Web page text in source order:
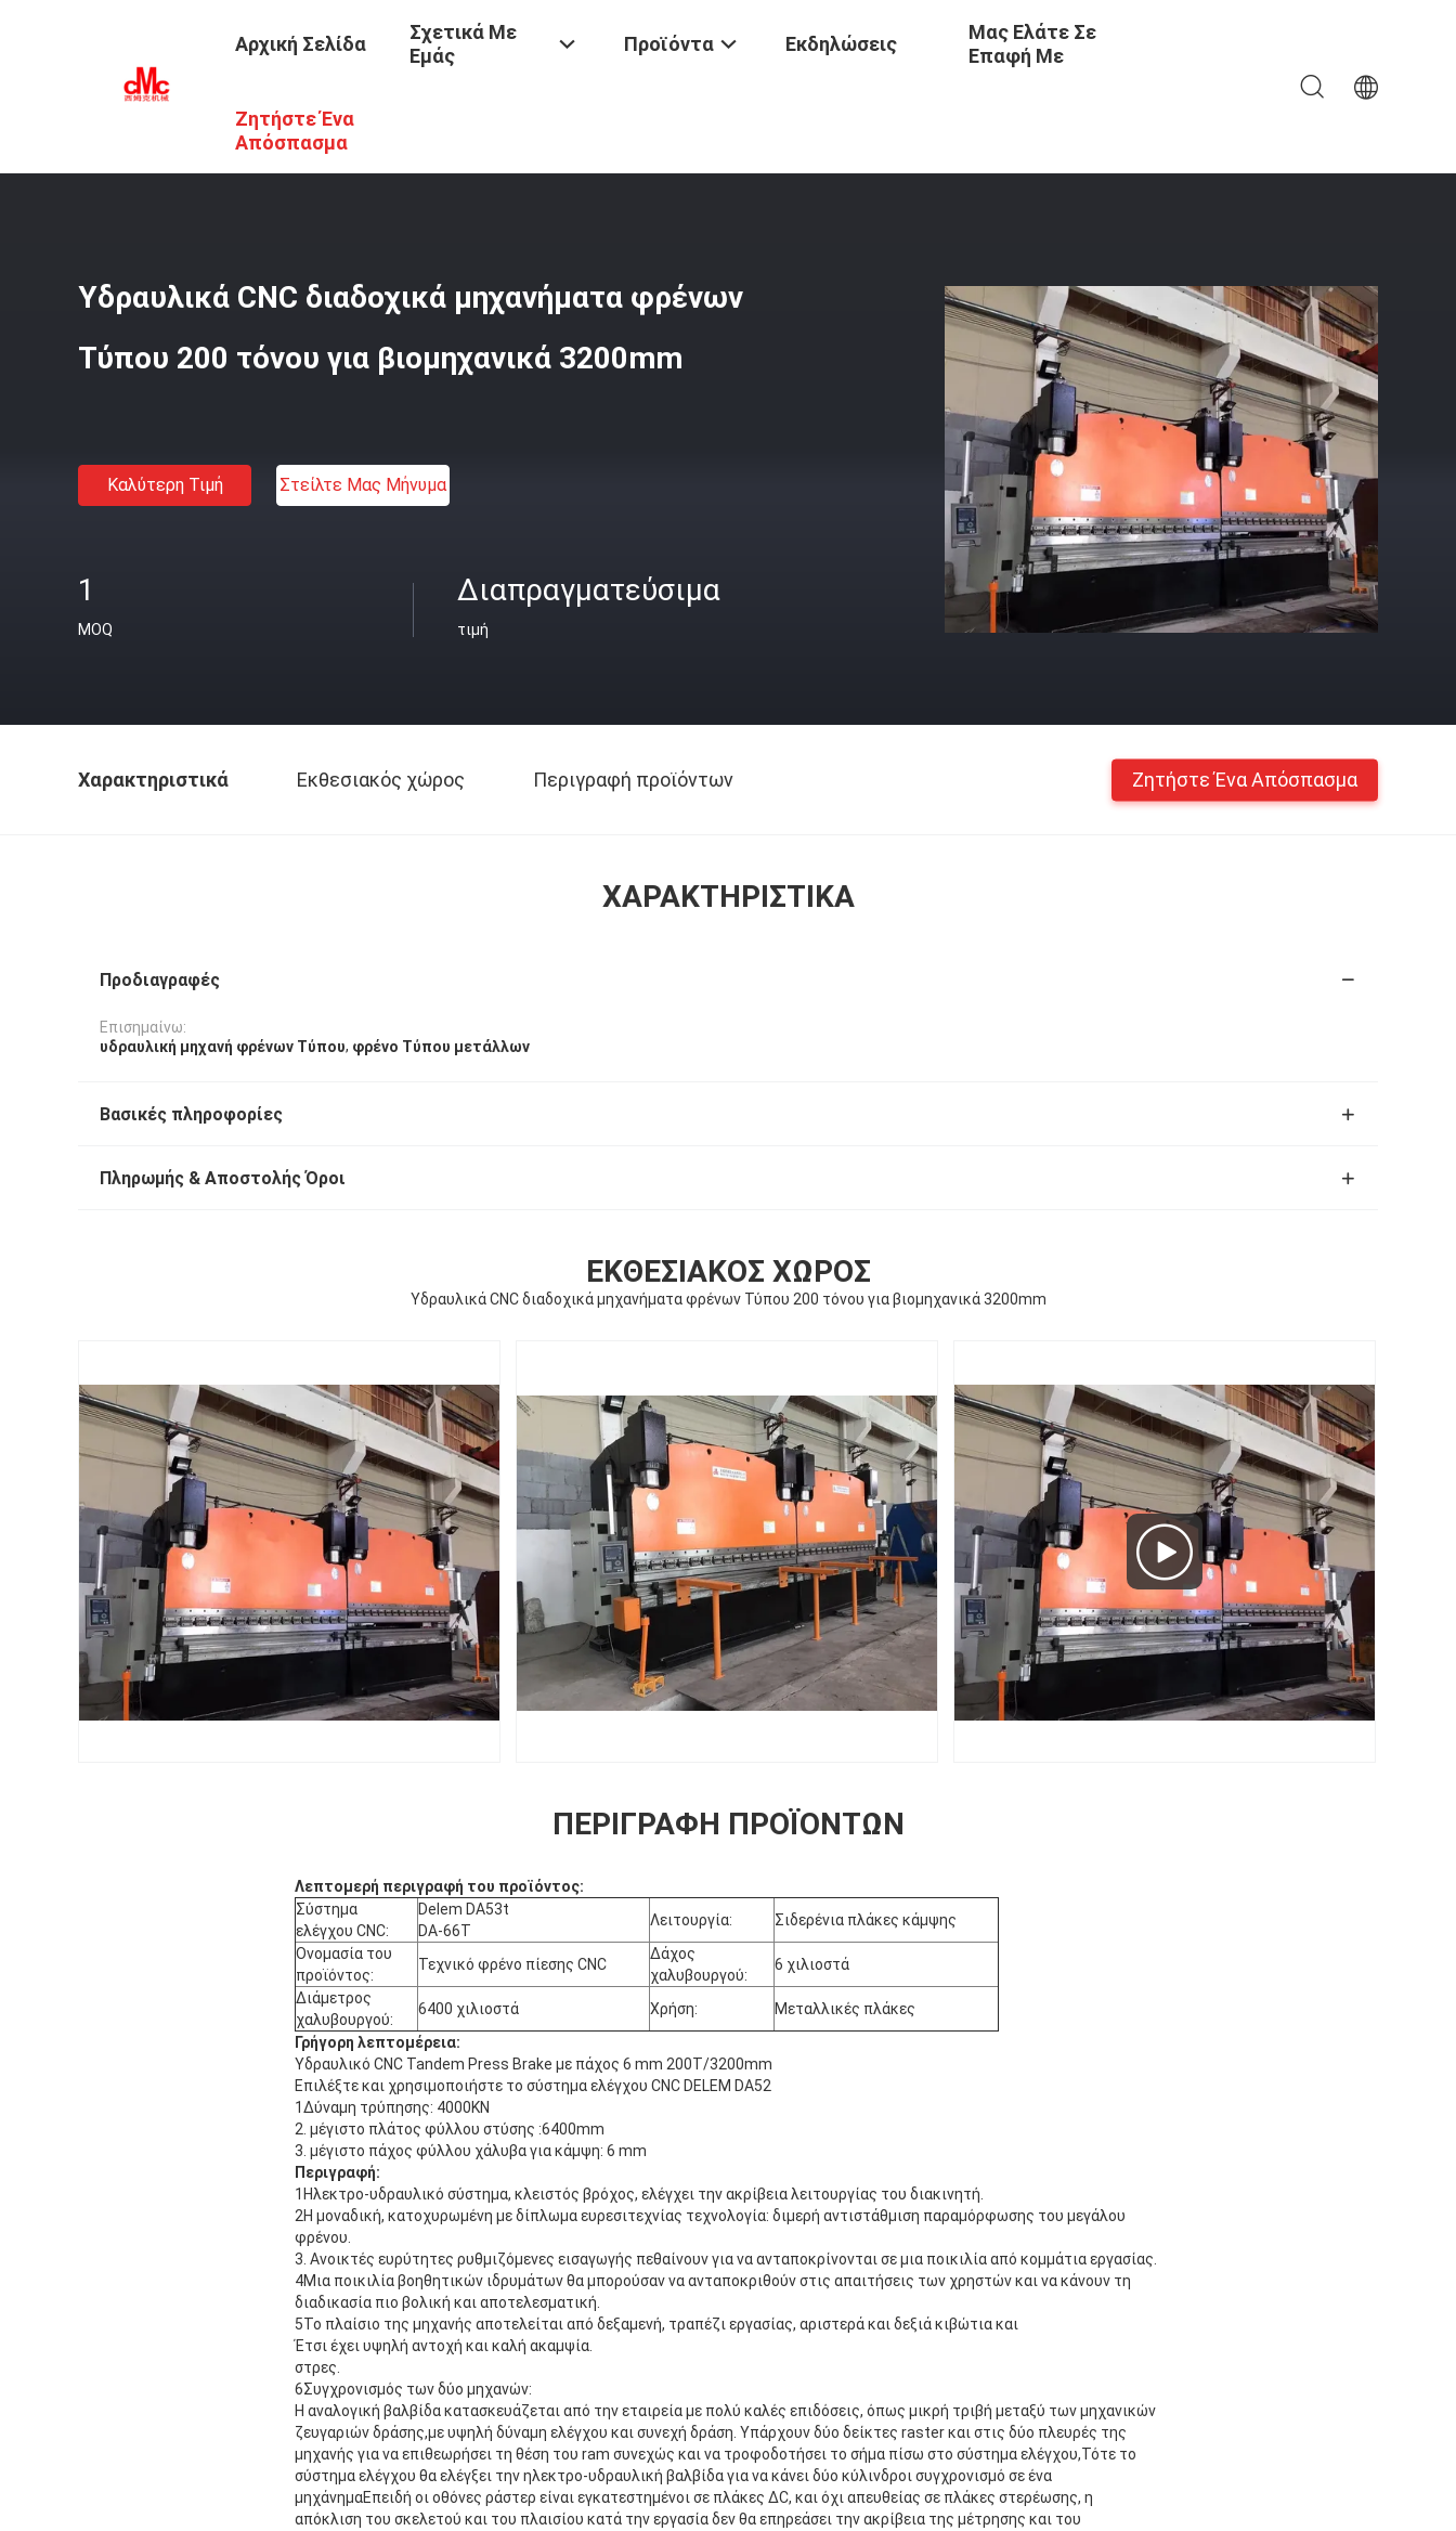
Αρχική Σελίδα
Σχετικά Με
Εμάς
Προϊόντα Εκδηλώσεις
Μας Ελάτε Σε
Επαφή Με
Ζητήστε Ένα
Απόσπασμα
Προϊόντα / CNC Διαδοχικό Φρένο Τύπου
Υδραυλικά CNC διαδοχικά μηχανήματα φρένων
Τύπου 200 τόνου για βιομηχανικά 3200mm
Καλύτερη Τιμή Στείλτε Μας Μήνυμα
1
MOQ
Διαπραγματεύσιμα
τιμή
Χαρακτηριστικά Εκθεσιακός χώρος Περιγραφή προϊόντων Ζητήστε Ένα Απόσπασμα
ΧΑΡΑΚΤΗΡΙΣΤΙΚΆ
Προδιαγραφές
Επισημαίνω:
υδραυλική μηχανή φρένων Τύπου, φρένο Τύπου μετάλλων
Βασικές πληροφορίες
Πληρωμής & Αποστολής Όροι
ΕΚΘΕΣΙΑΚΌΣ ΧΏΡΟΣ
Υδραυλικά CNC διαδοχικά μηχανήματα φρένων Τύπου 200 τόνου για βιομηχανικά 3200mm
ΠΕΡΙΓΡΑΦΉ ΠΡΟΪΌΝΤΩΝ
Λεπτομερή περιγραφή του προϊόντος:
Σύστημα
ελέγχου CNC:
Delem DA53t
DA-66T
Λειτουργία:
Σιδερένια πλάκες κάμψης
Ονομασία του
προϊόντος:
Τεχνικό φρένο πίεσης CNC
Δάχος
χαλυβουργού:
6 χιλιοστά
Διάμετρος
χαλυβουργού:
6400 χιλιοστά Χρήση:
Μεταλλικές πλάκες
Γρήγορη λεπτομέρεια:
Υδραυλικό CNC Tandem Press Brake με πάχος 6 mm 200T/3200mm
Επιλέξτε και χρησιμοποιήστε το σύστημα ελέγχου CNC DELEM DA52
1Δύναμη τρύπησης: 4000KN
2. μέγιστο πλάτος φύλλου στύσης :6400mm
3. μέγιστο πάχος φύλλου χάλυβα για κάμψη: 6 mm
Περιγραφή:
1Ηλεκτρο-υδραυλικό σύστημα, κλειστός βρόχος, ελέγχει την ακρίβεια λειτουργίας του διακινητή.
2Η μοναδική, κατοχυρωμένη με δίπλωμα ευρεσιτεχνίας τεχνολογία: διμερή αντιστάθμιση παραμόρφωσης του μεγάλου
φρένου.
3. Ανοικτές ευρύτητες ρυθμιζόμενες εισαγωγής πεθαίνουν για να ανταποκρίνονται σε μια ποικιλία από κομμάτια εργασίας.
4Μια ποικιλία βοηθητικών ιδρυμάτων θα μπορούσαν να ανταποκριθούν στις απαιτήσεις των χρηστών και να κάνουν τη
διαδικασία πιο βολική και αποτελεσματική.
5Το πλαίσιο της μηχανής αποτελείται από δεξαμενή, τραπέζι εργασίας, αριστερά και δεξιά κιβώτια και
Έτσι έχει υψηλή αντοχή και καλή ακαμψία.
στρες.
6Συγχρονισμός των δύο μηχανών:
Η αναλογική βαλβίδα κατασκευάζεται από την εταιρεία με πολύ καλές επιδόσεις, όπως μικρή τριβή μεταξύ των μηχανικών
ζευγαριών δράσης,με υψηλή δύναμη ελέγχου και συνεχή δράση. Υπάρχουν δύο δείκτες raster και στις δύο πλευρές της
μηχανής για να επιθεωρήσει τη θέση του ram συνεχώς και να τροφοδοτήσει το σήμα πίσω στο σύστημα ελέγχου,Τότε το
σύστημα ελέγχου θα ελέγξει την ηλεκτρο-υδραυλική βαλβίδα για να κάνει δύο κύλινδροι συγχρονισμό σε ένα
μηχάνημαΕπειδή οι οθόνες ράστερ είναι εγκατεστημένοι σε πλάκες ∆C, και όχι απευθείας σε πλάκες στερέωσης, η
απόκλιση του σκελετού και του πλαισίου κατά την εργασία δεν θα επηρεάσει την ακρίβεια της μέτρησης και του